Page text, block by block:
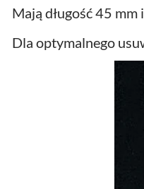
Mają długość 45 mm
Dla optymalnego